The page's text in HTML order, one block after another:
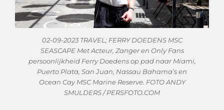
02-09-2023 TRAVEL; FERRY DOEDENS MSC
SEASCAPE Met Acteur, Zanger en Only Fans
persoonlijkheid Ferry Doedens op pad naar Miami,
Puerto Plata, San Juan, Nassau Bahama’s en
Ocean Cay MSC Marine Reserve. FOTO ANDY
SMULDERS / PERSFOTO.COM